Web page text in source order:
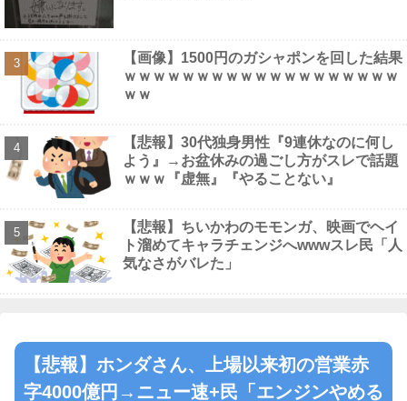
Powered by livedoor 相互RSS
【画像】1500円のガシャポンを回した結果
ｗｗｗｗｗｗｗｗｗｗｗｗｗｗｗｗｗｗｗ
ｗｗ
【悲報】30代独身男性『9連休なのに何し
よう』→お盆休みの過ごし方がスレで話題
ｗｗｗ『虚無』『やることない』
【悲報】ちいかわのモモンガ、映画でヘイ
ト溜めてキャラチェンジへwwwスレ民「人
気なさがバレた」
【悲報】ホンダさん、上場以来初の営業赤
字4000億円→ニュー速+民「エンジンやめる